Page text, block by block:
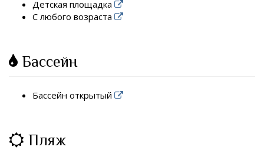
Детская площадка
С любого возраста
Бассейн
Бассейн открытый
Пляж